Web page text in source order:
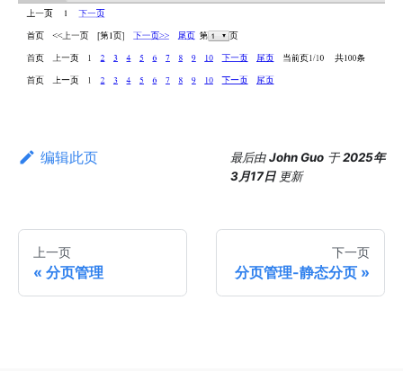
编辑此页 最后由John Guo 于2025年
3月17日 更新
上一页
分页管理
下一页
分页管理-静态分页